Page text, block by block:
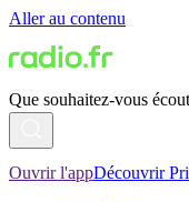
Aller au contenu
Que souhaitez-vous
Ouvrir l'appDécouvrir